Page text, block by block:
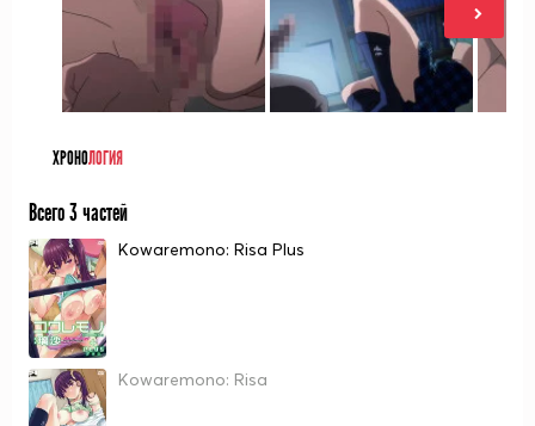
ХРОНОЛОГИЯ
Всего 3 частей
Kowaremono: Risa Plus
Kowaremono: Risa